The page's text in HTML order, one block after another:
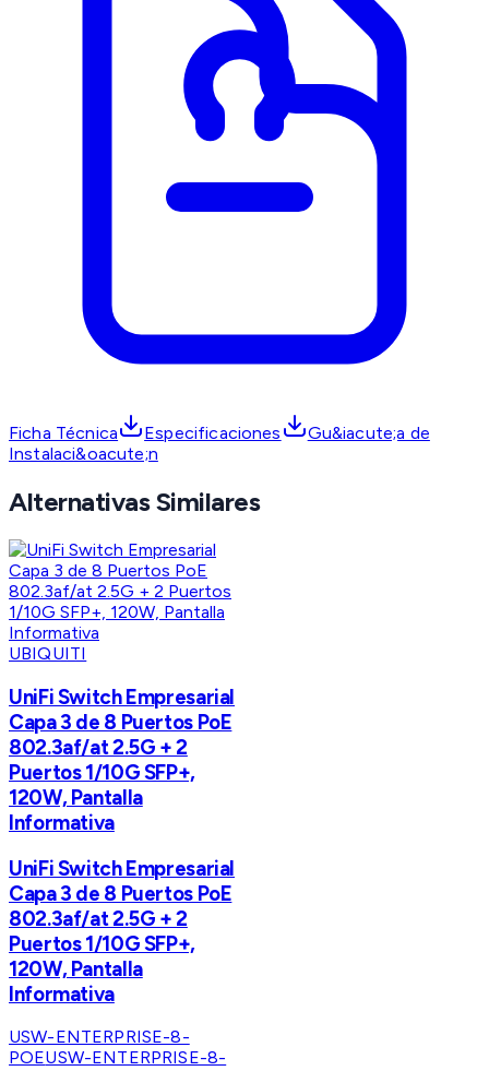
Ficha Técnica Especificaciones
Gu&iacute;a de
Instalaci&oacute;n
Alternativas Similares
UBIQUITI
UniFi Switch Empresarial
Capa 3 de 8 Puertos PoE
802.3af/at 2.5G + 2
Puertos 1/10G SFP+,
120W, Pantalla
Informativa
UniFi Switch Empresarial
Capa 3 de 8 Puertos PoE
802.3af/at 2.5G + 2
Puertos 1/10G SFP+,
120W, Pantalla
Informativa
USW-ENTERPRISE-8-
POEUSW-ENTERPRISE-8-